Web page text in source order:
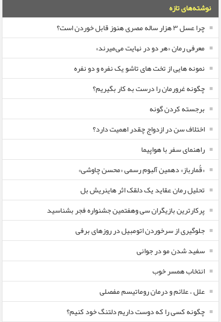
نوشته‌های تازه
چرا عسل ۳ هزار ساله‌ مصری هنوز قابل خوردن است؟
معرفی رمان «هر دو در نهایت می‌میرند»
نمونه هایی از تخت های تاشو یک نفره و دو نفره
چگونه غرورمان را درست به کار بگیریم؟
برجسته کردن گونه
اختلاف سن در ازدواج چقدر اهمیت دارد؟
راهنمای سفر با هواپیما
«قُمارباز» دهمین آلبوم رسمی «محسن چاوشی»
تحلیل رمان عقاید یک دلقک اثر هاینریش بل
پرکارترین بازیگران سی وهفتمین جشنواره فجر بشناسید
جلوگیری از سرخوردن اتومبیل در روزهای برفی
سفید شدن مو در جوانی
انتخاب همسر خوب
علل ، علائم و درمان روماتیسم مفصلی
چگونه کسی را که دوست داریم دلتنگ خود کنیم؟